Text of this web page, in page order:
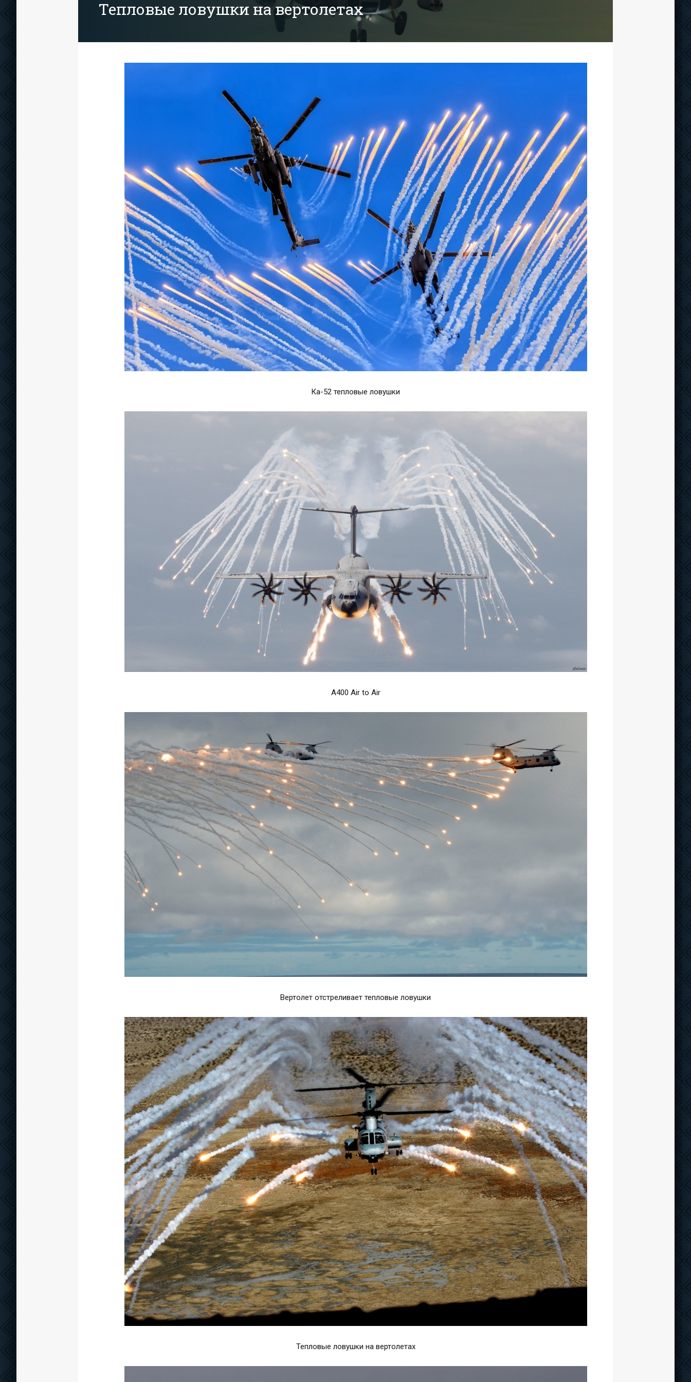
Тепловые ловушки на вертолетах
Ка-52 тепловые ловушки
A400 Air to Air
Вертолет отстреливает тепловые ловушки
Тепловые ловушки на вертолетах